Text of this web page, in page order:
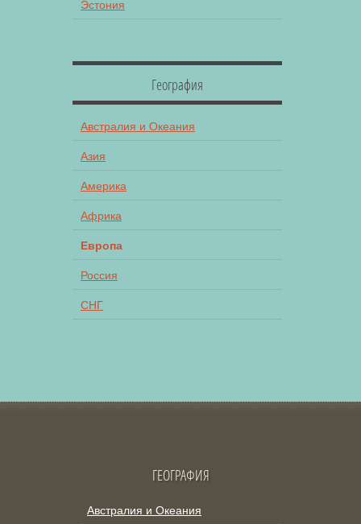
Эстония
География
Австралия и Океания
Азия
Америка
Африка
Европа
Россия
СНГ
ГЕОГРАФИЯ
Австралия и Океания